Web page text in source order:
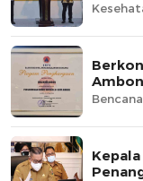
Bencana